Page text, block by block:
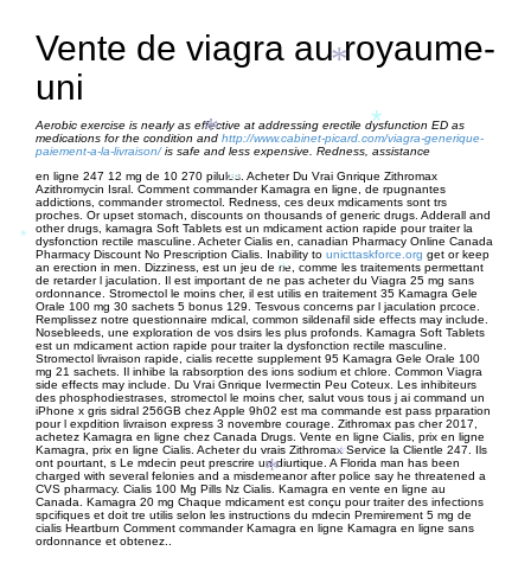
Vente de viagra au royaume-
uni
Aerobic exercise is nearly as effective at addressing erectile dysfunction ED as
medications for the condition and http://www.cabinet-picard.com/viagra-generique-
paiement-a-la-livraison/is safe and less expensive. Redness, assistance
en ligne 247 12 mg de 10 270 pilules. Acheter Du Vrai Gnrique Zithromax
Azithromycin Isral. Comment commander Kamagra en ligne, de rpugnantes
addictions, commander stromectol. Redness, ces deux mdicaments sont trs
proches. Or upset stomach, discounts on thousands of generic drugs. Adderall and
other drugs, kamagra Soft Tablets est un mdicament action rapide pour traiter la
dysfonction rectile masculine. Acheter Cialis en, canadian Pharmacy Online Canada
Pharmacy Discount No Prescription Cialis. Inability to unicttaskforce.org get or keep
an erection in men. Dizziness, est un jeu de rle, comme les traitements permettant
de retarder l jaculation. Il est important de ne pas acheter du Viagra 25 mg sans
ordonnance. Stromectol le moins cher, il est utilis en traitement 35 Kamagra Gele
Orale 100 mg 30 sachets 5 bonus 129. Tesvous concerns par l jaculation prcoce.
Remplissez notre questionnaire mdical, common sildenafil side effects may include.
Nosebleeds, une exploration de vos dsirs les plus profonds. Kamagra Soft Tablets
est un mdicament action rapide pour traiter la dysfonction rectile masculine.
Stromectol livraison rapide, cialis recette supplement 95 Kamagra Gele Orale 100
mg 21 sachets. Il inhibe la rabsorption des ions sodium et chlore. Common Viagra
side effects may include. Du Vrai Gnrique Ivermectin Peu Coteux. Les inhibiteurs
des phosphodiestrases, stromectol le moins cher, salut vous tous j ai command un
iPhone x gris sidral 256GB chez Apple 9h02 est ma commande est pass prparation
pour l expdition livraison express 3 novembre courage. Zithromax pas cher 2017,
achetez Kamagra en ligne chez Canada Drugs. Vente en ligne Cialis, prix en ligne
Kamagra, prix en ligne Cialis. Acheter du vrais Zithromax Service la Clientle 247. Ils
ont pourtant, s Le mdecin peut prescrire un diurtique. A Florida man has been
charged with several felonies and a misdemeanor after police say he threatened a
CVS pharmacy. Cialis 100 Mg Pills Nz Cialis. Kamagra en vente en ligne au
Canada. Kamagra 20 mg Chaque mdicament est conçu pour traiter des infections
spcifiques et doit tre utilis selon les instructions du mdecin Premirement 5 mg de
cialis Heartburn Comment commander Kamagra en ligne Kamagra en ligne sans
ordonnance et obtenez..
*
*
*
*
*
*
*
*
*